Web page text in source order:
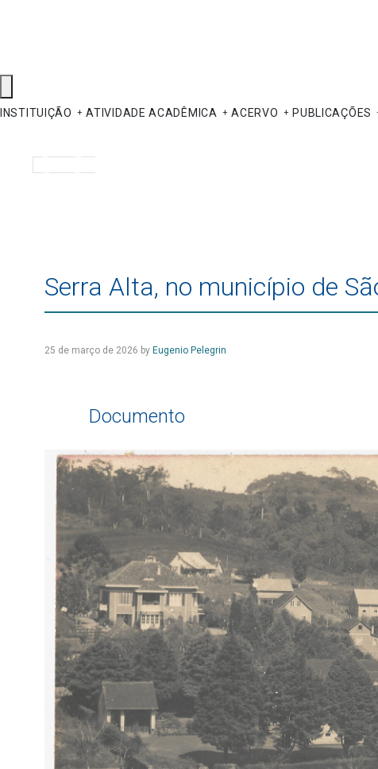
INSTITUIÇÃO ATIVIDADE ACADÊMICA ACERVO PUBLICAÇÕES
Serra Alta, no município de
25 de março de 2026 by Eugenio Pelegrin
Documento